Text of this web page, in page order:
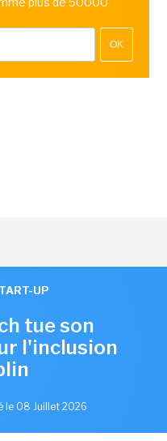
OK
UP
tue son
l'inclusion
le 08 Juillet 2026